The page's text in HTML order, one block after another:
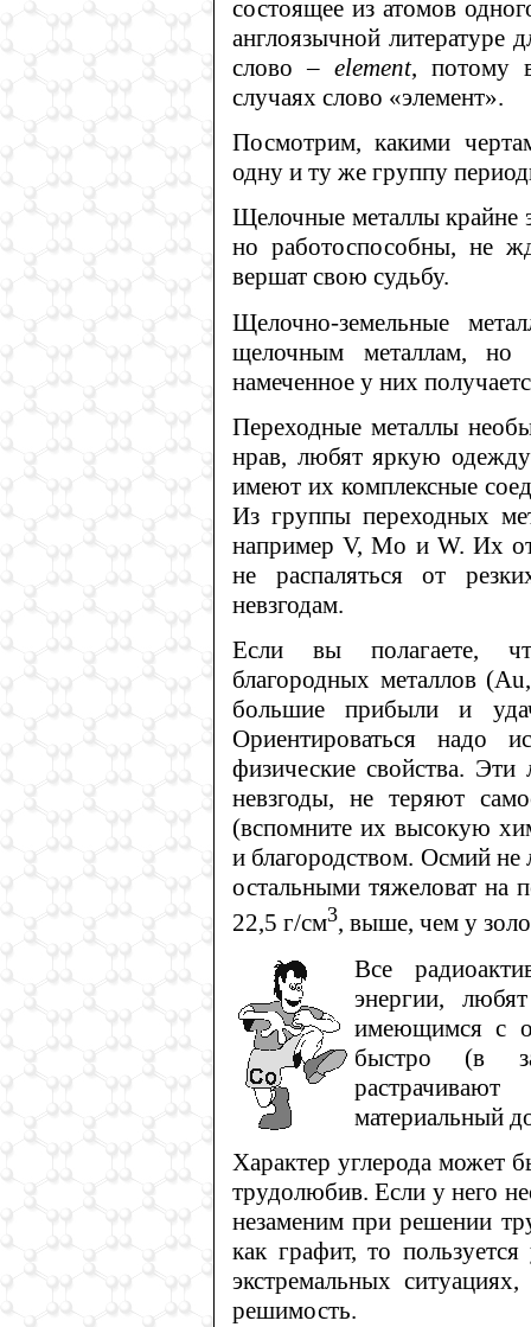
состоящее из атомов
англоязычной литературе
слово –element, потому
случаях слово «элемент».
Посмотрим, какими
одну и ту же группу
Щелочные металлы крайне
но работоспособны, не
вершат свою судьбу.
Щелочно-земельные
щелочным металлам, но
намеченное у них
Переходные металлы
нрав, любят яркую одежду
имеют их комплексные
Из группы переходных
например V, Mo и W. Их
не распаляться от
невзгодам.
Если вы полагаете,
благородных металлов
большие прибыли и
Ориентироваться надо
физические свойства.
невзгоды, не теряют
(вспомните их высокую
и благородством. Осмий не
остальными тяжеловат на
22,5 г/см3, выше, чем у
Все
энергии,
имеющимся с
быстро (в
материальный
Характер углерода может
трудолюбив. Если у него
незаменим при решении
как графит, то
экстремальных
решимость.